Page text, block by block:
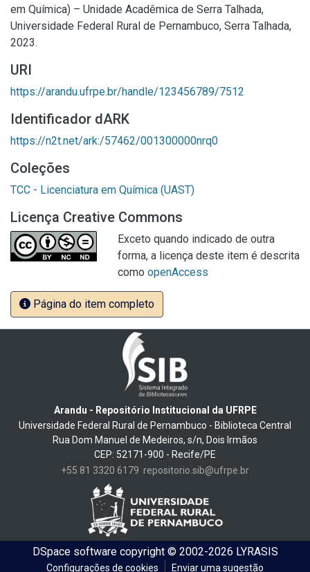
em Química) – Unidade Acadêmica de Serra Talhada,
Universidade Federal Rural de Pernambuco, Serra Talhada,
2023.
URI
https://arandu.ufrpe.br/handle/123456789/7512
Identificador dARK
https://n2t.net/ark:/57462/001300000nrq0
Coleções
TCC - Licenciatura em Química (UAST)
Licença Creative Commons
Exceto quando indicado de outra
forma, a licença deste item é descrita
como openAccess
Página do item completo
Arandu - Repositório Institucional da UFRPE
Universidade Federal Rural de Pernambuco - Biblioteca Central
Rua Dom Manuel de Medeiros, s/n, Dois Irmãos
CEP: 52171-900 - Recife/PE
+55 81 3320 6179 repositorio.sib@ufrpe.br
DSpace softwarecopyright © 2002-2026 LYRASIS
Configurações de cookies Enviar uma sugestão